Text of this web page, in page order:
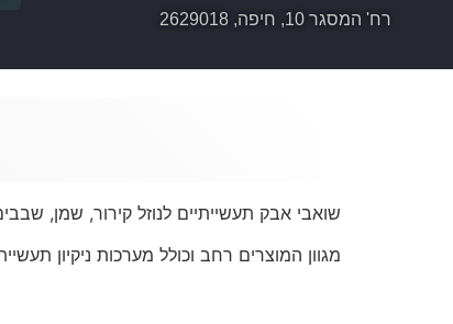
רח' המסגר 10, חיפה, 2629018
שואבי אבק תעשייתיים לנוזל קירור, שמן,
מגוון המוצרים רחב וכולל מערכות ניקיון